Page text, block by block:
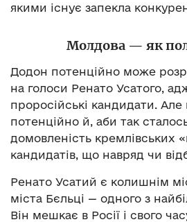
якими існує запекла
Молдова — як
Додон потенційно може
на голоси Ренато Усатого,
проросійські кандидати.
потенційно й, аби так
домовленість кремлівських
кандидатів, що навряд чи
Ренато Усатий є колишнім
міста Бєльці — одного з
Він мешкає в Росії і свого